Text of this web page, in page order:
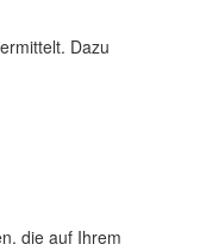
Dazu
die auf Ihrem